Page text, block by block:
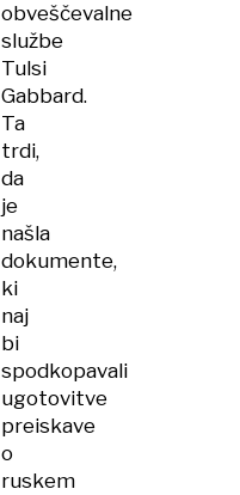
obveščevalne
službe
Tulsi
Gabbard.
Ta
trdi,
da
je
našla
dokumente,
ki
naj
bi
spodkopavali
ugotovitve
preiskave
o
ruskem